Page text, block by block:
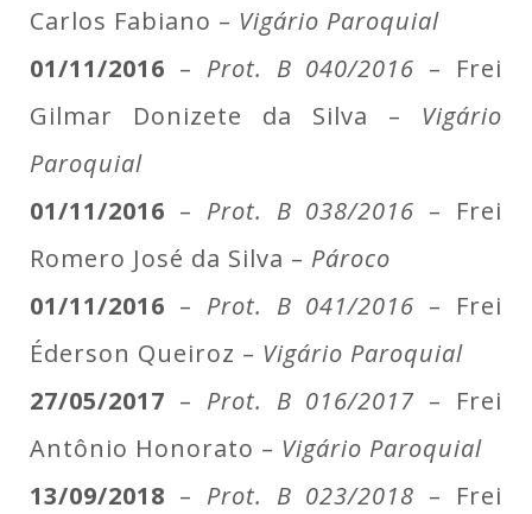
Carlos Fabiano – Vigário Paroquial
01/11/2016 – Prot. B 040/2016 – Frei
Gilmar Donizete da Silva – Vigário
Paroquial
01/11/2016 – Prot. B 038/2016 – Frei
Romero José da Silva – Pároco
01/11/2016 – Prot. B 041/2016 – Frei
Éderson Queiroz – Vigário Paroquial
27/05/2017 – Prot. B 016/2017 – Frei
Antônio Honorato – Vigário Paroquial
13/09/2018 – Prot. B 023/2018 – Frei